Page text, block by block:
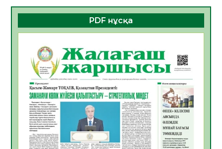
06.08.2026
39 0
ҚҰРЫЛТАЙ САЙЛАУЫ – БОЛАШАҚҚА
06.08.2026
Инфекциялық ауруларға қарсы иммундау
жұмыстарының тиімділігі
06.08.2026
44
Көкжөтел ауруы туралы
06.08.2026
39
АПВ вакцинасы туралы мәлімет
PDF нұсқа